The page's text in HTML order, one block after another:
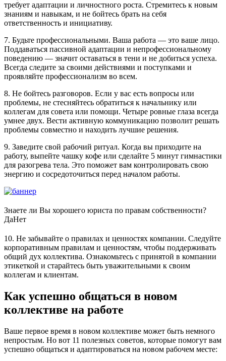
требует адаптации и личностного роста. Стремитесь к новым
знаниям и навыкам, и не бойтесь брать на себя
ответственность и инициативу.
7. Будьте профессиональными. Ваша работа — это ваше лицо.
Поддаваться пассивной адаптации и непрофессиональному
поведению — значит оставаться в тени и не добиться успеха.
Всегда следите за своими действиями и поступками и
проявляйте профессионализм во всем.
8. Не бойтесь разговоров. Если у вас есть вопросы или
проблемы, не стесняйтесь обратиться к начальнику или
коллегам для совета или помощи. Четыре ровные глаза всегда
умнее двух. Вести активную коммуникацию позволит решать
проблемы совместно и находить лучшие решения.
9. Заведите свой рабочий ритуал. Когда вы приходите на
работу, выпейте чашку кофе или сделайте 5 минут гимнастики
для разогрева тела. Это поможет вам контролировать свою
энергию и сосредоточиться перед началом работы.
Знаете ли Вы хорошего юриста по правам собственности?
ДаНет
10. Не забывайте о правилах и ценностях компании. Следуйте
корпоративным правилам и ценностям, чтобы поддерживать
общий дух коллектива. Ознакомьтесь с принятой в компании
этикеткой и старайтесь быть уважительными к своим
коллегам и клиентам.
Как успешно общаться в новом
коллективе на работе
Ваше первое время в новом коллективе может быть немного
непростым. Но вот 11 полезных советов, которые помогут вам
успешно общаться и адаптироваться на новом рабочем месте: